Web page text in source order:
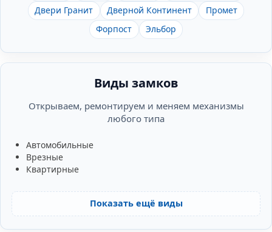
Двери Гранит
Дверной Континент
Промет
Форпост
Эльбор
Виды замков
Открываем, ремонтируем и меняем механизмы
любого типа
Автомобильные
Врезные
Квартирные
Показать ещё виды